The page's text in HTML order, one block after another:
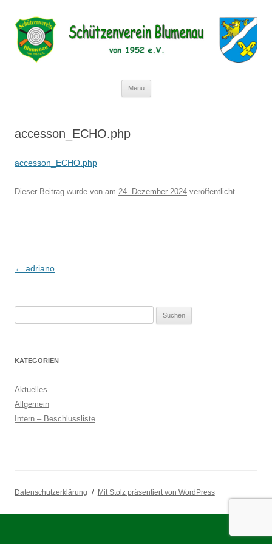
Schützenverein Blumenau von 1952
e.V.
Menü
accesson_ECHO.php
accesson_ECHO.php
Dieser Beitrag wurde von am 24. Dezember 2024 veröffentlicht.
Beitragsnavigation
← adriano
KATEGORIEN
Aktuelles
Allgemein
Intern – Beschlussliste
Datenschutzerklärung Mit Stolz präsentiert von WordPress